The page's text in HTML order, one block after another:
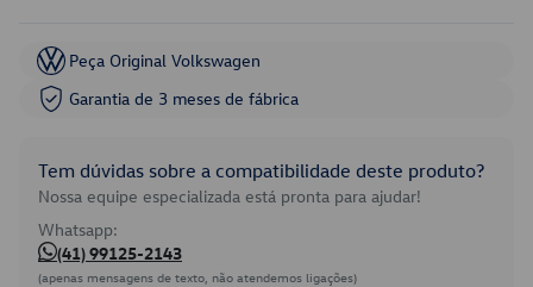
Peça Original Volkswagen
Garantia de 3 meses de fábrica
Tem dúvidas sobre a compatibilidade deste produto?
Nossa equipe especializada está pronta para ajudar!
Whatsapp:
(41) 99125-2143
(apenas mensagens de texto, não atendemos ligações)